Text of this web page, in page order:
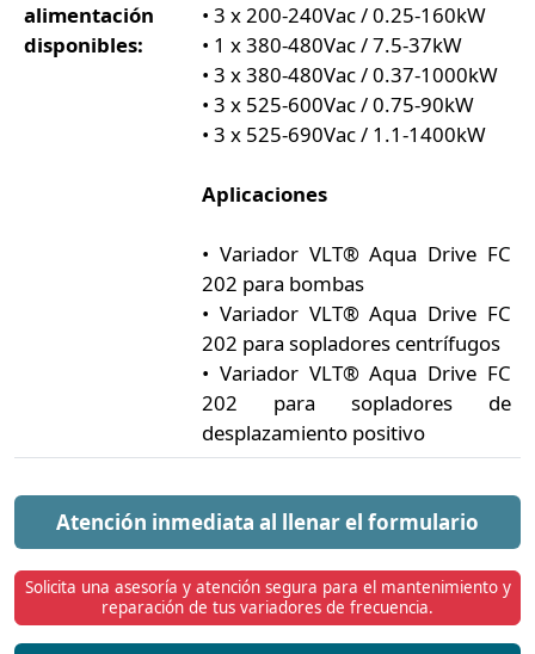
alimentación
disponibles:
• 3 x 200-240Vac / 0.25-160kW
• 1 x 380-480Vac / 7.5-37kW
• 3 x 380-480Vac / 0.37-1000kW
• 3 x 525-600Vac / 0.75-90kW
• 3 x 525-690Vac / 1.1-1400kW
Aplicaciones
• Variador VLT® Aqua Drive FC
202 para bombas
• Variador VLT® Aqua Drive FC
202 para sopladores centrífugos
• Variador VLT® Aqua Drive FC
202 para sopladores de
desplazamiento positivo
Atención inmediata al llenar el formulario
Solicita una asesoría y atención segura para el mantenimiento y
reparación de tus variadores de frecuencia.